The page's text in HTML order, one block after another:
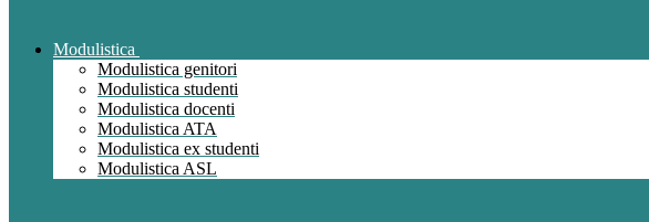
Modulistica
Modulistica genitori
Modulistica studenti
Modulistica docenti
Modulistica ATA
Modulistica ex studenti
Modulistica ASL